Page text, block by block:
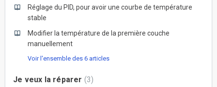
Réglage du PID, pour avoir une courbe de température
stable
Modifier la température de la première couche
manuellement
Voir l'ensemble des 6 articles
Je veux la réparer 3